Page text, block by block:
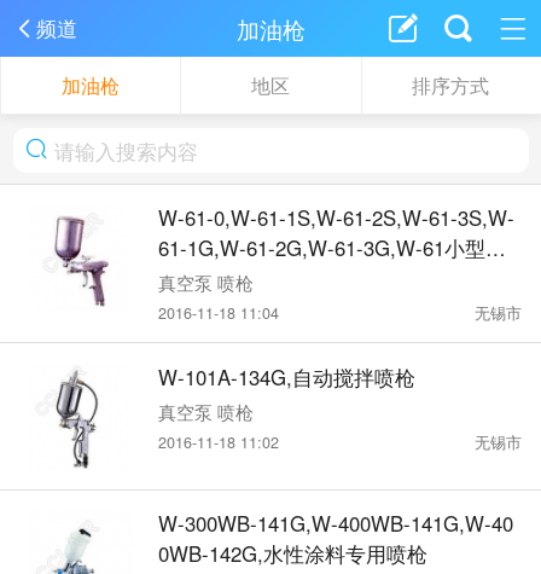
频道 加油枪
加油枪 地区 排序方式
W-61-0,W-61-1S,W-61-2S,W-61-3S,W-
61-1G,W-61-2G,W-61-3G,W-61小型喷
枪
真空泵 喷枪
2016-11-18 11:04 无锡市
W-101A-134G,自动搅拌喷枪
真空泵 喷枪
2016-11-18 11:02 无锡市
W-300WB-141G,W-400WB-141G,W-40
0WB-142G,水性涂料专用喷枪